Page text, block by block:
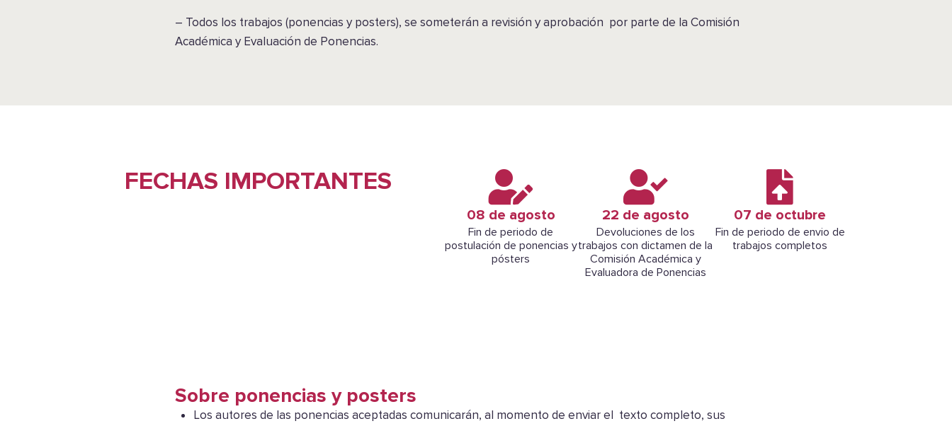
– Todos los trabajos (ponencias y posters), se someterán a revisión y aprobación por parte de la Comisión
Académica y Evaluación de Ponencias.
FECHAS IMPORTANTES
08 de agosto
Fin de periodo de
postulación de ponencias y
pósters
22 de agosto
Devoluciones de los
trabajos con dictamen de la
Comisión Académica y
Evaluadora de Ponencias
07 de octubre
Fin de periodo de envio de
trabajos completos
Sobre ponencias y posters
Los autores de las ponencias aceptadas comunicarán, al momento de enviar el texto completo, sus